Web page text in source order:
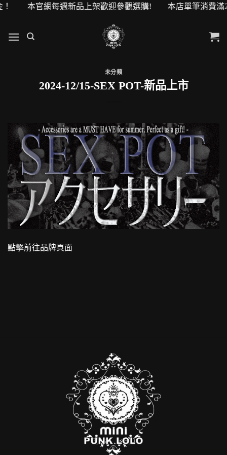
！ 本官網每週新品上架歡迎參觀選購! 本店單筆消費滿
未分類
2024-12/15-SEX POT-新品上市
點擊前往品牌頁面